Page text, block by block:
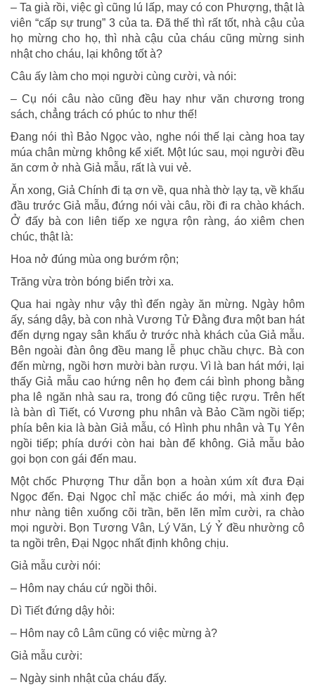
– Ta già rồi, việc gì cũng lú lấp, may có con Phượng, thật là
viên “cấp sự trung” 3 của ta. Đã thế thì rất tốt, nhà cậu của
họ mừng cho họ, thì nhà cậu của cháu cũng mừng sinh
nhật cho cháu, lại không tốt à?
Câu ấy làm cho mọi người cùng cười, và nói:
– Cụ nói câu nào cũng đều hay như văn chương trong
sách, chẳng trách có phúc to như thế!
Đang nói thì Bảo Ngọc vào, nghe nói thế lại càng hoa tay
múa chân mừng không kể xiết. Một lúc sau, mọi người đều
ăn cơm ở nhà Giả mẫu, rất là vui vẻ.
Ăn xong, Giả Chính đi tạ ơn về, qua nhà thờ lạy tạ, về khấu
đầu trước Giả mẫu, đứng nói vài câu, rồi đi ra chào khách.
Ở đấy bà con liên tiếp xe ngựa rộn ràng, áo xiêm chen
chúc, thật là:
Hoa nở đúng mùa ong bướm rộn;
Trăng vừa tròn bóng biển trời xa.
Qua hai ngày như vậy thì đến ngày ăn mừng. Ngày hôm
ấy, sáng dậy, bà con nhà Vương Tử Đằng đưa một ban hát
đến dựng ngay sân khấu ở trước nhà khách của Giả mẫu.
Bên ngoài đàn ông đều mang lễ phục chầu chực. Bà con
đến mừng, ngồi hơn mười bàn rượu. Vì là ban hát mới, lại
thấy Giả mẫu cao hứng nên họ đem cái bình phong bằng
pha lê ngăn nhà sau ra, trong đó cũng tiệc rượu. Trên hết
là bàn dì Tiết, có Vương phu nhân và Bảo Cầm ngồi tiếp;
phía bên kia là bàn Giả mẫu, có Hình phu nhân và Tụ Yên
ngồi tiếp; phía dưới còn hai bàn để không. Giả mẫu bảo
gọi bọn con gái đến mau.
Một chốc Phượng Thư dẫn bọn a hoàn xúm xít đưa Đại
Ngọc đến. Đại Ngọc chỉ mặc chiếc áo mới, mà xinh đẹp
như nàng tiên xuống cõi trần, bẽn lẽn mỉm cười, ra chào
mọi người. Bọn Tương Vân, Lý Văn, Lý Ỷ đều nhường cô
ta ngồi trên, Đại Ngọc nhất định không chịu.
Giả mẫu cười nói:
– Hôm nay cháu cứ ngồi thôi.
Dì Tiết đứng dậy hỏi:
– Hôm nay cô Lâm cũng có việc mừng à?
Giả mẫu cười:
– Ngày sinh nhật của cháu đấy.